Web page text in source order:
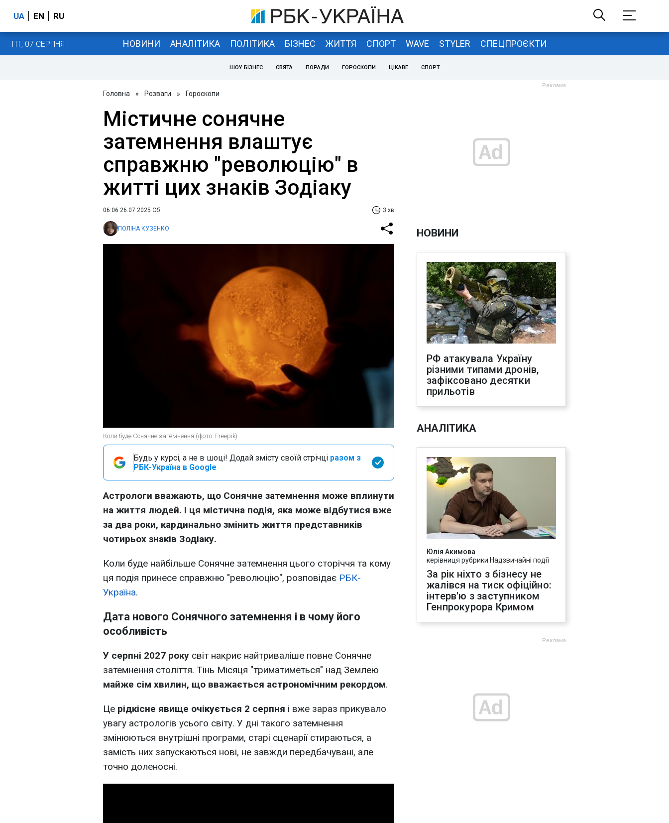
UA EN RU
ПТ, 07 СЕРПНЯ НОВИНИ АНАЛІТИКА ПОЛІТИКА БІЗНЕС ЖИТТЯ СПОРТ WAVE STYLER СПЕЦПРОЄКТИ
ШОУ БІЗНЕС СВЯТА ПОРАДИ ГОРОСКОПИ ЦІКАВЕ СПОРТ
Головна » Розваги » Гороскопи
Містичне сонячне
затемнення влаштує
справжню "революцію" в
житті цих знаків Зодіаку
06:06 26.07.2025 Сб 3 хв
ПОЛІНА КУЗЕНКО
Коли буде Сонячне затемнення (фото: Freepik)
Будь у курсі, а не в шоці! Додай змісту своїй стрічці разом з
РБК-Україна в Google
Астрологи вважають, що Сонячне затемнення може вплинути
на життя людей. І ця містична подія, яка може відбутися вже
за два роки, кардинально змінить життя представників
чотирьох знаків Зодіаку.
Коли буде найбільше Сонячне затемнення цього сторіччя та кому
ця подія принесе справжню "революцію", розповідає РБК-
Україна.
Дата нового Сонячного затемнення і в чому його
особливість
У серпні 2027 року світ накриє найтриваліше повне Сонячне
затемнення століття. Тінь Місяця "триматиметься" над Землею
майже сім хвилин, що вважається астрономічним рекордом.
Це рідкісне явище очікується 2 серпня і вже зараз прикувало
увагу астрологів усього світу. У дні такого затемнення
змінюються внутрішні програми, старі сценарії стираються, а
замість них запускаються нові, не завжди передбачувані, але
точно доленосні.
НОВИНИ
РФ атакувала Україну
різними типами дронів,
зафіксовано десятки
прильотів
АНАЛІТИКА
Юлія Акимова
керівниця рубрики Надзвичайні події
За рік ніхто з бізнесу не
жалівся на тиск офіційно:
інтерв'ю з заступником
Генпрокурора Кримом